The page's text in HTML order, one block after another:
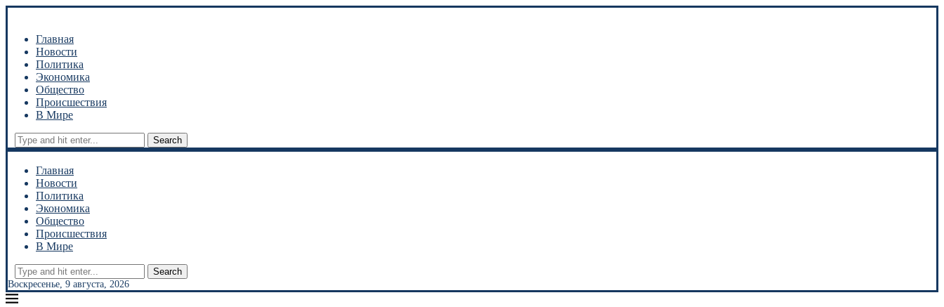
Главная
Новости
Политика
Экономика
Общество
Происшествия
В Мире
Search
Главная
Новости
Политика
Экономика
Общество
Происшествия
В Мире
Search
Воскресенье, 9 августа, 2026